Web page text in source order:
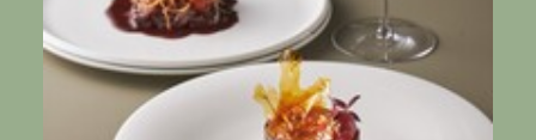
Exit 5
・Roppongi-itchome Station: 10-minute walk
LUNCH 11:00-15:00(L.O.14:00)